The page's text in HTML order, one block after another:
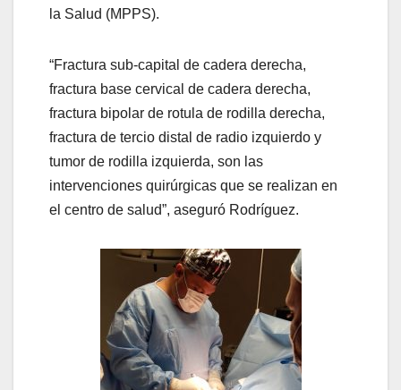
la Salud (MPPS).
“Fractura sub-capital de cadera derecha,
fractura base cervical de cadera derecha,
fractura bipolar de rotula de rodilla derecha,
fractura de tercio distal de radio izquierdo y
tumor de rodilla izquierda, son las
intervenciones quirúrgicas que se realizan en
el centro de salud”, aseguró Rodríguez.